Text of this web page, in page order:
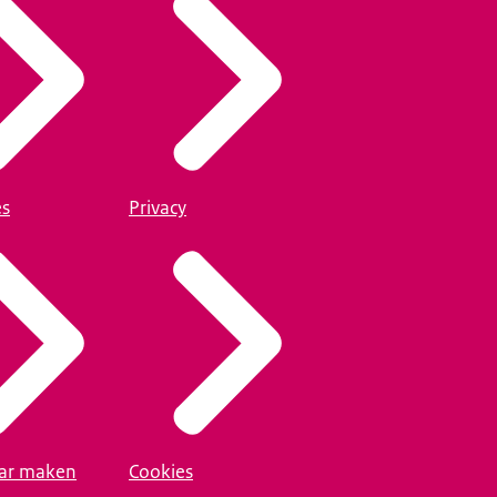
maken
Privacy
Cookies